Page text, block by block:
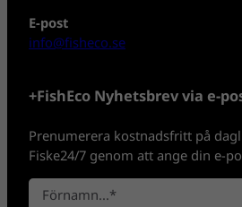
E-post
info@fisheco.se
+FishEco Nyhetsbrev via e-
Prenumerera kostnadsfritt på
Fiske24/7 genom att ange din e-
N